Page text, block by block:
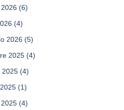
(6)
(4)
2026 (5)
2025 (4)
2025 (4)
(1)
(4)